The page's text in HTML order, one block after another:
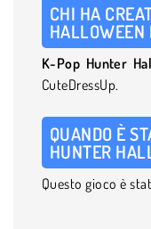
CHI HA
HALLOWEEN
K-Pop Hunter
CuteDressUp.
QUANDO È
HUNTER
Questo gioco è